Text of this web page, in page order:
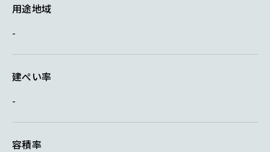
用途地域
-
建ぺい率
-
容積率